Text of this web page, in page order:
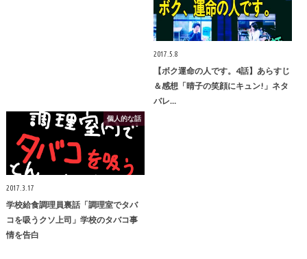
2017.5.8
【ボク運命の人です。4話】あらすじ
＆感想「晴子の笑顔にキュン!」ネタ
バレ…
個人的な話
2017.3.17
学校給食調理員裏話「調理室でタバ
コを吸うクソ上司」学校のタバコ事
情を告白